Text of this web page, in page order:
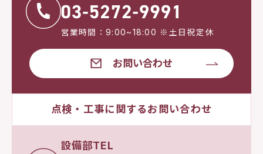
営業時間：9:00~18:00 ※土日祝定休
お問い合わせ
点検・工事に関するお問い合わせ
設備部TEL